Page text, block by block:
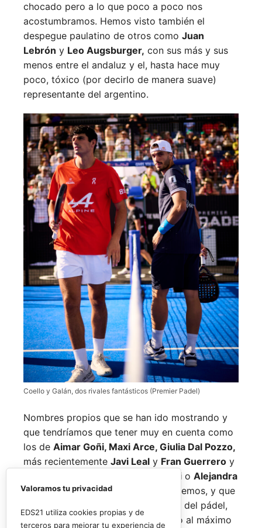
chocado pero a lo que poco a poco nos
acostumbramos. Hemos visto también el
despegue paulatino de otros como Juan
Lebrón y Leo Augsburger, con sus más y sus
menos entre el andaluz y el, hasta hace muy
poco, tóxico (por decirlo de manera suave)
representante del argentino.
Coello y Galán, dos rivales fantásticos (Premier Padel)
Nombres propios que se han ido mostrando y
que tendríamos que tener muy en cuenta como
los de Aimar Goñi, Maxi Arce, Giulia Dal Pozzo,
más recientemente Javi Leal y Fran Guerrero y
Miguel Lamperti o Alejandra
Salazar,a los que siempre recordaremos, y que
están en su etapa más «disfrutona» del pádel,
pensando más en vivir cada partido al máximo
Valoramos tu privacidad
EDS21 utiliza cookies propias y de
terceros para mejorar tu experiencia de